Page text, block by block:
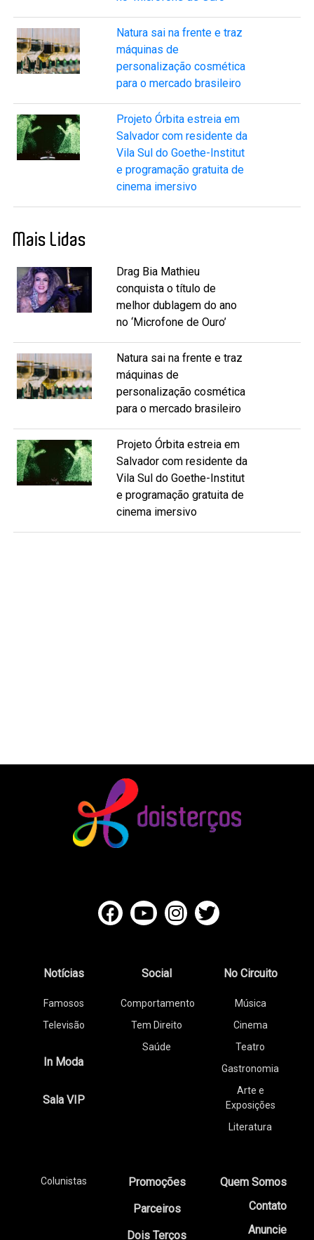
Natura sai na frente e traz
máquinas de
personalização cosmética
para o mercado brasileiro
Projeto Órbita estreia em
Salvador com residente da
Vila Sul do Goethe-Institut
e programação gratuita de
cinema imersivo
Mais Lidas
Drag Bia Mathieu
conquista o título de
melhor dublagem do ano
no ‘Microfone de Ouro’
Natura sai na frente e traz
máquinas de
personalização cosmética
para o mercado brasileiro
Projeto Órbita estreia em
Salvador com residente da
Vila Sul do Goethe-Institut
e programação gratuita de
cinema imersivo
Notícias
Famosos
Televisão
In Moda
Sala VIP
Social
Comportamento
Tem Direito
Saúde
No Circuito
Música
Cinema
Teatro
Gastronomia
Arte e
Exposições
Literatura
Colunistas
Promoções
Parceiros
Dois Terços
Quem Somos
Contato
Anuncie